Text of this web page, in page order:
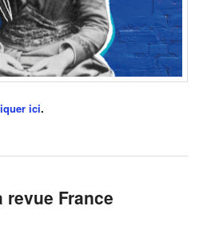
ici.
revue France